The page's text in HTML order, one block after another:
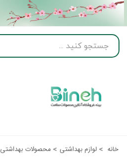
خانه لوازم بهداشتی محصولات بهداشتی